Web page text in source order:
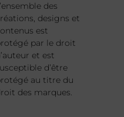
des
designs et
est
par le droit
et est
d’être
au titre du
des marques.